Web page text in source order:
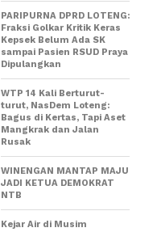
PARIPURNA DPRD LOTENG:
Fraksi Golkar Kritik Keras
Kepsek Belum Ada SK
sampai Pasien RSUD Praya
Dipulangkan
WTP 14 Kali Berturut-
turut, NasDem Loteng:
Bagus di Kertas, Tapi Aset
Mangkrak dan Jalan
Rusak
WINENGAN MANTAP MAJU
JADI KETUA DEMOKRAT
NTB
Kejar Air di Musim